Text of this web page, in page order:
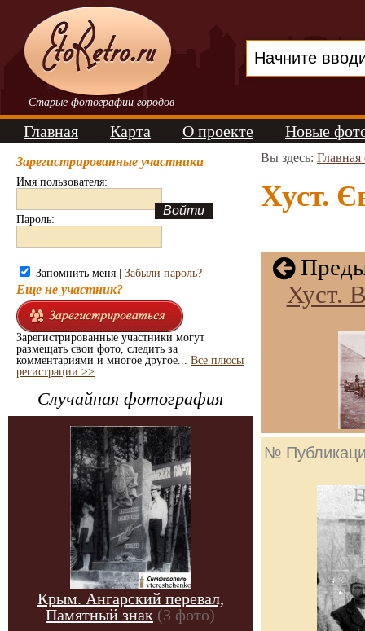
Старые фотографии городов
Главная Карта О проекте Новые
Зарегистрированные участники
Имя пользователя:
Пароль:
Запомнить меня | Забыли пароль?
Еще не участник?
Зарегистрированные участники могут
размещать свои фото, следить за
комментариями и многое другое... Все плюсы
регистрации >>
Случайная фотография
Крым. Ангарский перевал,
Памятный знак (3 фото)
Вы здесь: Главная
Хуст.
Хуст.
№